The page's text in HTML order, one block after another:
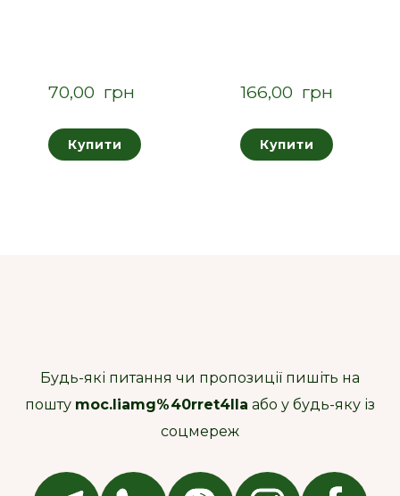
70,00  грн
Купити
166,00  грн
Купити
Будь-які питання чи пропозиції пишіть на
пошту moc.liamg%40rret4lla або у будь-яку із
соцмереж